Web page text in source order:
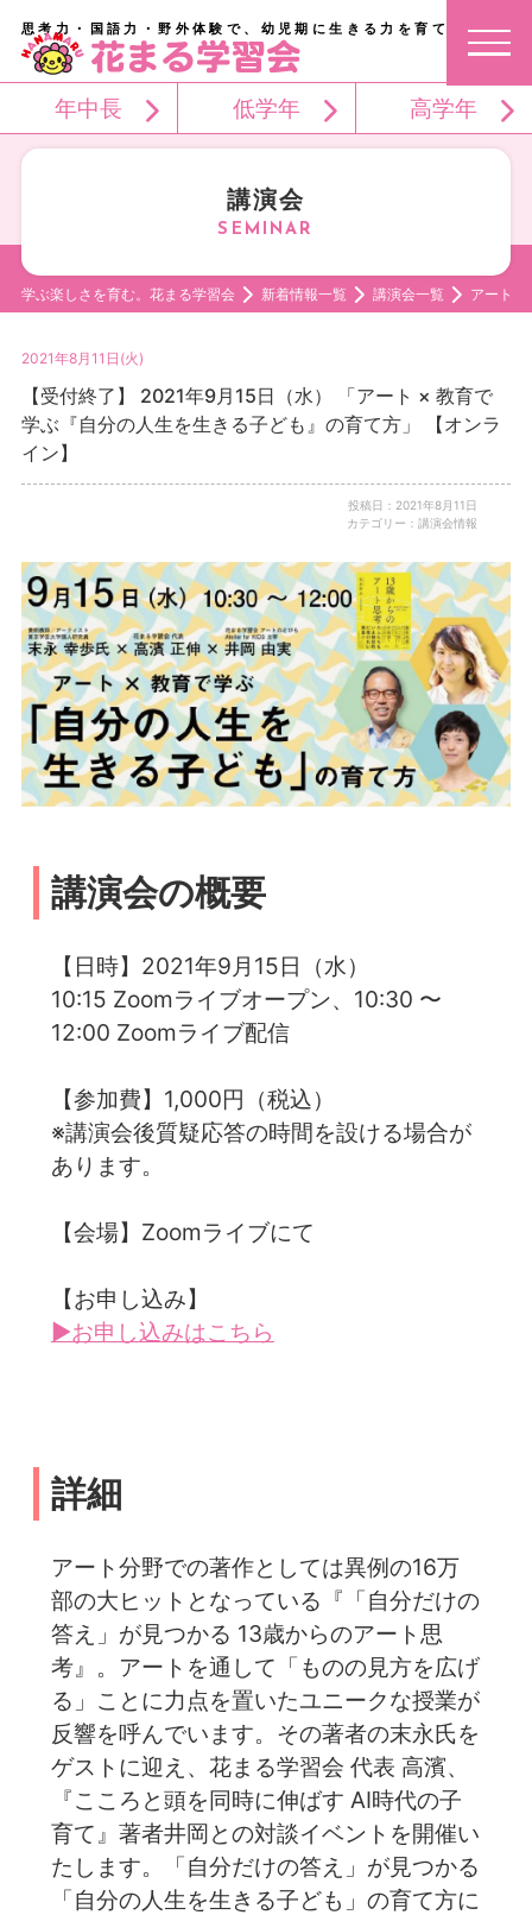
思考力・国語力・野外体験で、幼児期に生きる力を育てる。
年中長 低学年 高学年
講演会
学ぶ楽しさを育む。花まる学習会 新着情報一覧 講演会一覧 アート ×
2021年8月11日(火)
【受付終了】 2021年9月15日（水） 「アート × 教育で
学ぶ『自分の人生を生きる子ども』の育て方」 【オンラ
イン】
投稿日：2021年8月11日
カテゴリー：講演会情報
講演会の概要
【日時】2021年9月15日（水）
10:15 Zoomライブオープン、10:30 〜
12:00 Zoomライブ配信
【参加費】1,000円（税込）
※講演会後質疑応答の時間を設ける場合が
あります。
【会場】Zoomライブにて
【お申し込み】
▶お申し込みはこちら
詳細
アート分野での著作としては異例の16万
部の大ヒットとなっている『「自分だけの
答え」が見つかる 13歳からのアート思
考』。アートを通して「ものの見方を広げ
る」ことに力点を置いたユニークな授業が
反響を呼んでいます。その著者の末永氏を
ゲストに迎え、花まる学習会 代表 高濱、
『こころと頭を同時に伸ばす AI時代の子
育て』著者井岡との対談イベントを開催い
たします。「自分だけの答え」が見つかる
「自分の人生を生きる子ども」の育て方に